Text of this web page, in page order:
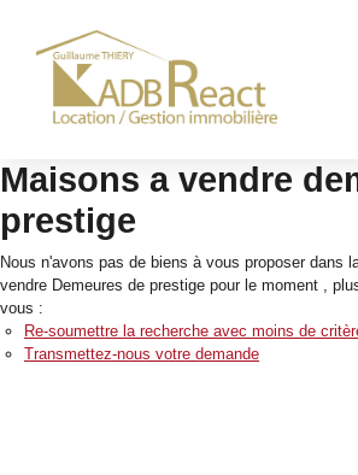
Maisons a vendre
prestige
Nous n'avons pas de biens à vous proposer dans
vendre Demeures de prestige pour le moment ,
vous :
Re-soumettre la recherche avec moins de
Transmettez-nous votre demande